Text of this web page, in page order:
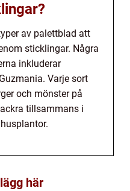
av palettblad att
sticklingar. Några
inkluderar
Varje sort
och mönster på
tillsammans i
här